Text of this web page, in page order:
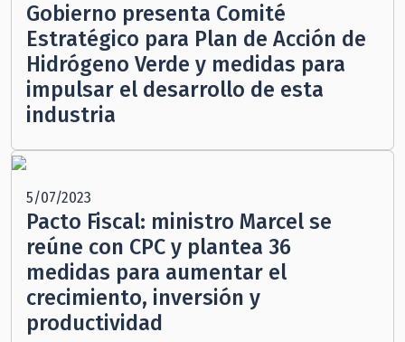
Gobierno presenta Comité
Estratégico para Plan de Acción de
Hidrógeno Verde y medidas para
impulsar el desarrollo de esta
industria
5/07/2023
Pacto Fiscal: ministro Marcel se
reúne con CPC y plantea 36
medidas para aumentar el
crecimiento, inversión y
productividad